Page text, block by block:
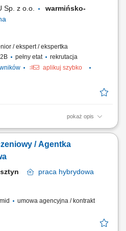
Sp. z o.o.
warmińsko-
/ ekspert / ekspertka
pełny etat
rekrutacja
aplikuj szybko
pokaż opis
z obecnymi klientami oraz
komunikacyjnych i dla firm.
oraz dopasowywanie rozwiązań do
/ Agentka
praca hybrydowa
umowa agencyjna / kontrakt